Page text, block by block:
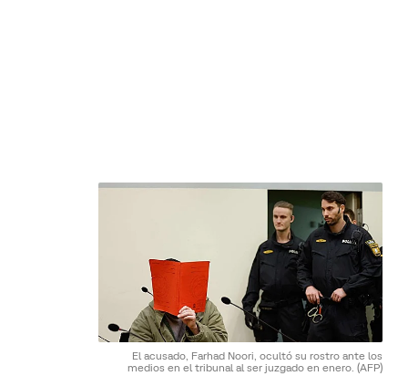
El acusado, Farhad Noori, ocultó su rostro ante los
medios en el tribunal al ser juzgado en enero. (AFP)